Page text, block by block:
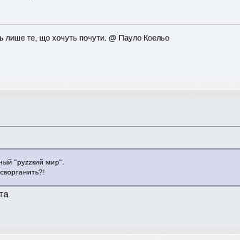
лише те, що хочуть почути. @ Пауло Коельо
"руzzкий мир".